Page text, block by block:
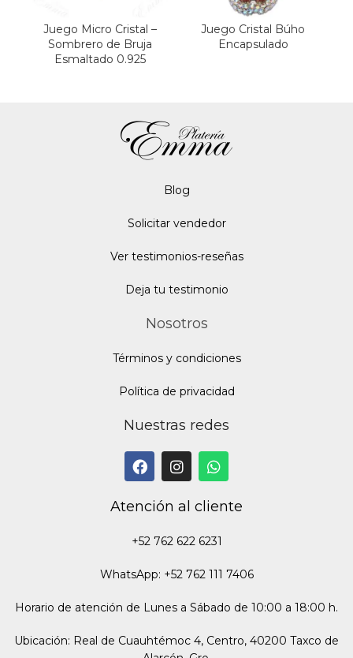
Juego Micro Cristal –
Sombrero de Bruja
Esmaltado 0.925
Juego Cristal Búho
Encapsulado
Blog
Solicitar vendedor
Ver testimonios-reseñas
Deja tu testimonio
Nosotros
Términos y condiciones
Política de privacidad
Nuestras redes
Atención al cliente
+52 762 622 6231
WhatsApp: +52 762 111 7406
Horario de atención de Lunes a Sábado de 10:00 a 18:00 h.
Ubicación: Real de Cuauhtémoc 4, Centro, 40200 Taxco de